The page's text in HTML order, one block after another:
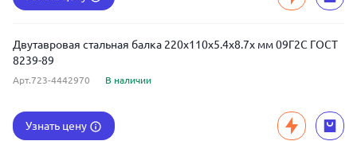
Двутавровая стальная балка 220x110x5.4x8.7x мм 09Г2С ГОСТ
8239-89
Арт.723-4442970 В наличии
Узнать цену